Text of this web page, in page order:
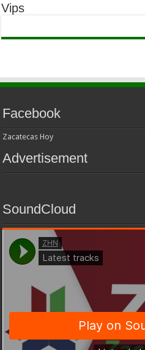
Vips
Facebook
Zacatecas Hoy
Advertisement
SoundCloud